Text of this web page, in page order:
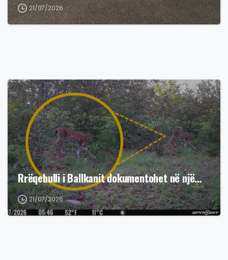
21/07/2026
Rrëqebulli i Ballkanit dokumentohet në një…
21/07/2026